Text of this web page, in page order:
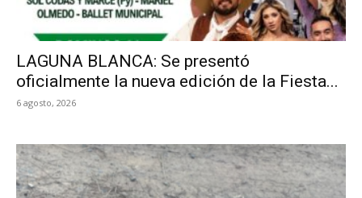
LAGUNA BLANCA: Se presentó
oficialmente la nueva edición de la Fiesta...
6 agosto, 2026